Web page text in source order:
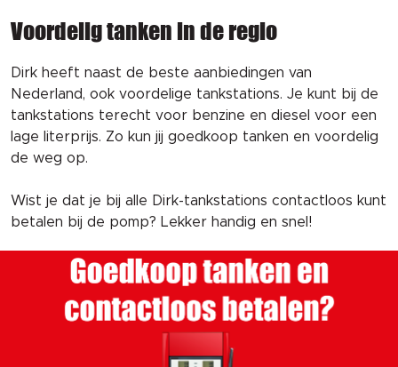
Voordelig tanken in de regio
Dirk heeft naast de beste aanbiedingen van
Nederland, ook voordelige tankstations. Je kunt bij de
tankstations terecht voor benzine en diesel voor een
lage literprijs. Zo kun jij goedkoop tanken en voordelig
de weg op.
Wist je dat je bij alle Dirk-tankstations contactloos kunt
betalen bij de pomp? Lekker handig en snel!